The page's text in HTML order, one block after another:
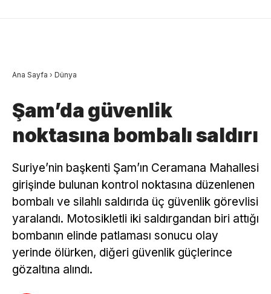
Ana Sayfa › Dünya
Şam’da güvenlik
noktasına bombalı saldırı
Suriye’nin başkenti Şam’ın Ceramana Mahallesi
girişinde bulunan kontrol noktasına düzenlenen
bombalı ve silahlı saldırıda üç güvenlik görevlisi
yaralandı. Motosikletli iki saldırgandan biri attığı
bombanın elinde patlaması sonucu olay
yerinde ölürken, diğeri güvenlik güçlerince
gözaltına alındı.